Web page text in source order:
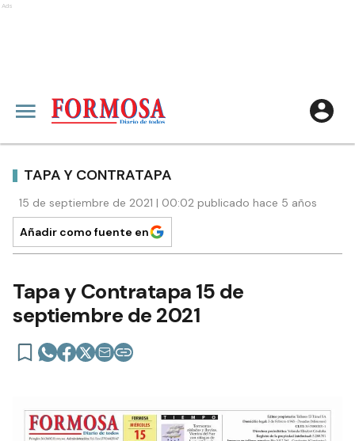
Ads
TAPA Y CONTRATAPA
15 de septiembre de 2021 | 00:02 publicado hace 5 años
Añadir como fuente en
Tapa y Contratapa 15 de
septiembre de 2021